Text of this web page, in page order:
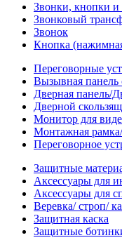
Звонки, кнопки и
Звонковый
Звонок
Кнопка
Переговорные
Вызывная панель
Дверная панель/
Дверной
Монитор для
Монтажная
Переговорное
Защитные
Аксессуары для
Аксессуары для
Веревка/ строп/
Защитная каска
Защитные